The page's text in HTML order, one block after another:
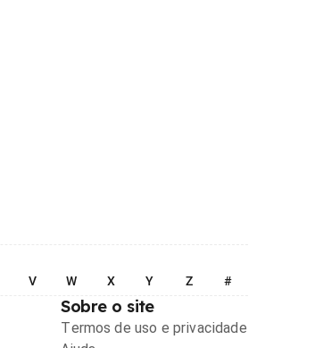
V W X Y Z #
Sobre o site
Termos de uso e privacidade